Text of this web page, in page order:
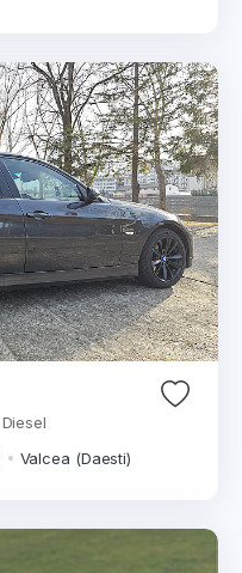
Diesel
Valcea (Daesti)